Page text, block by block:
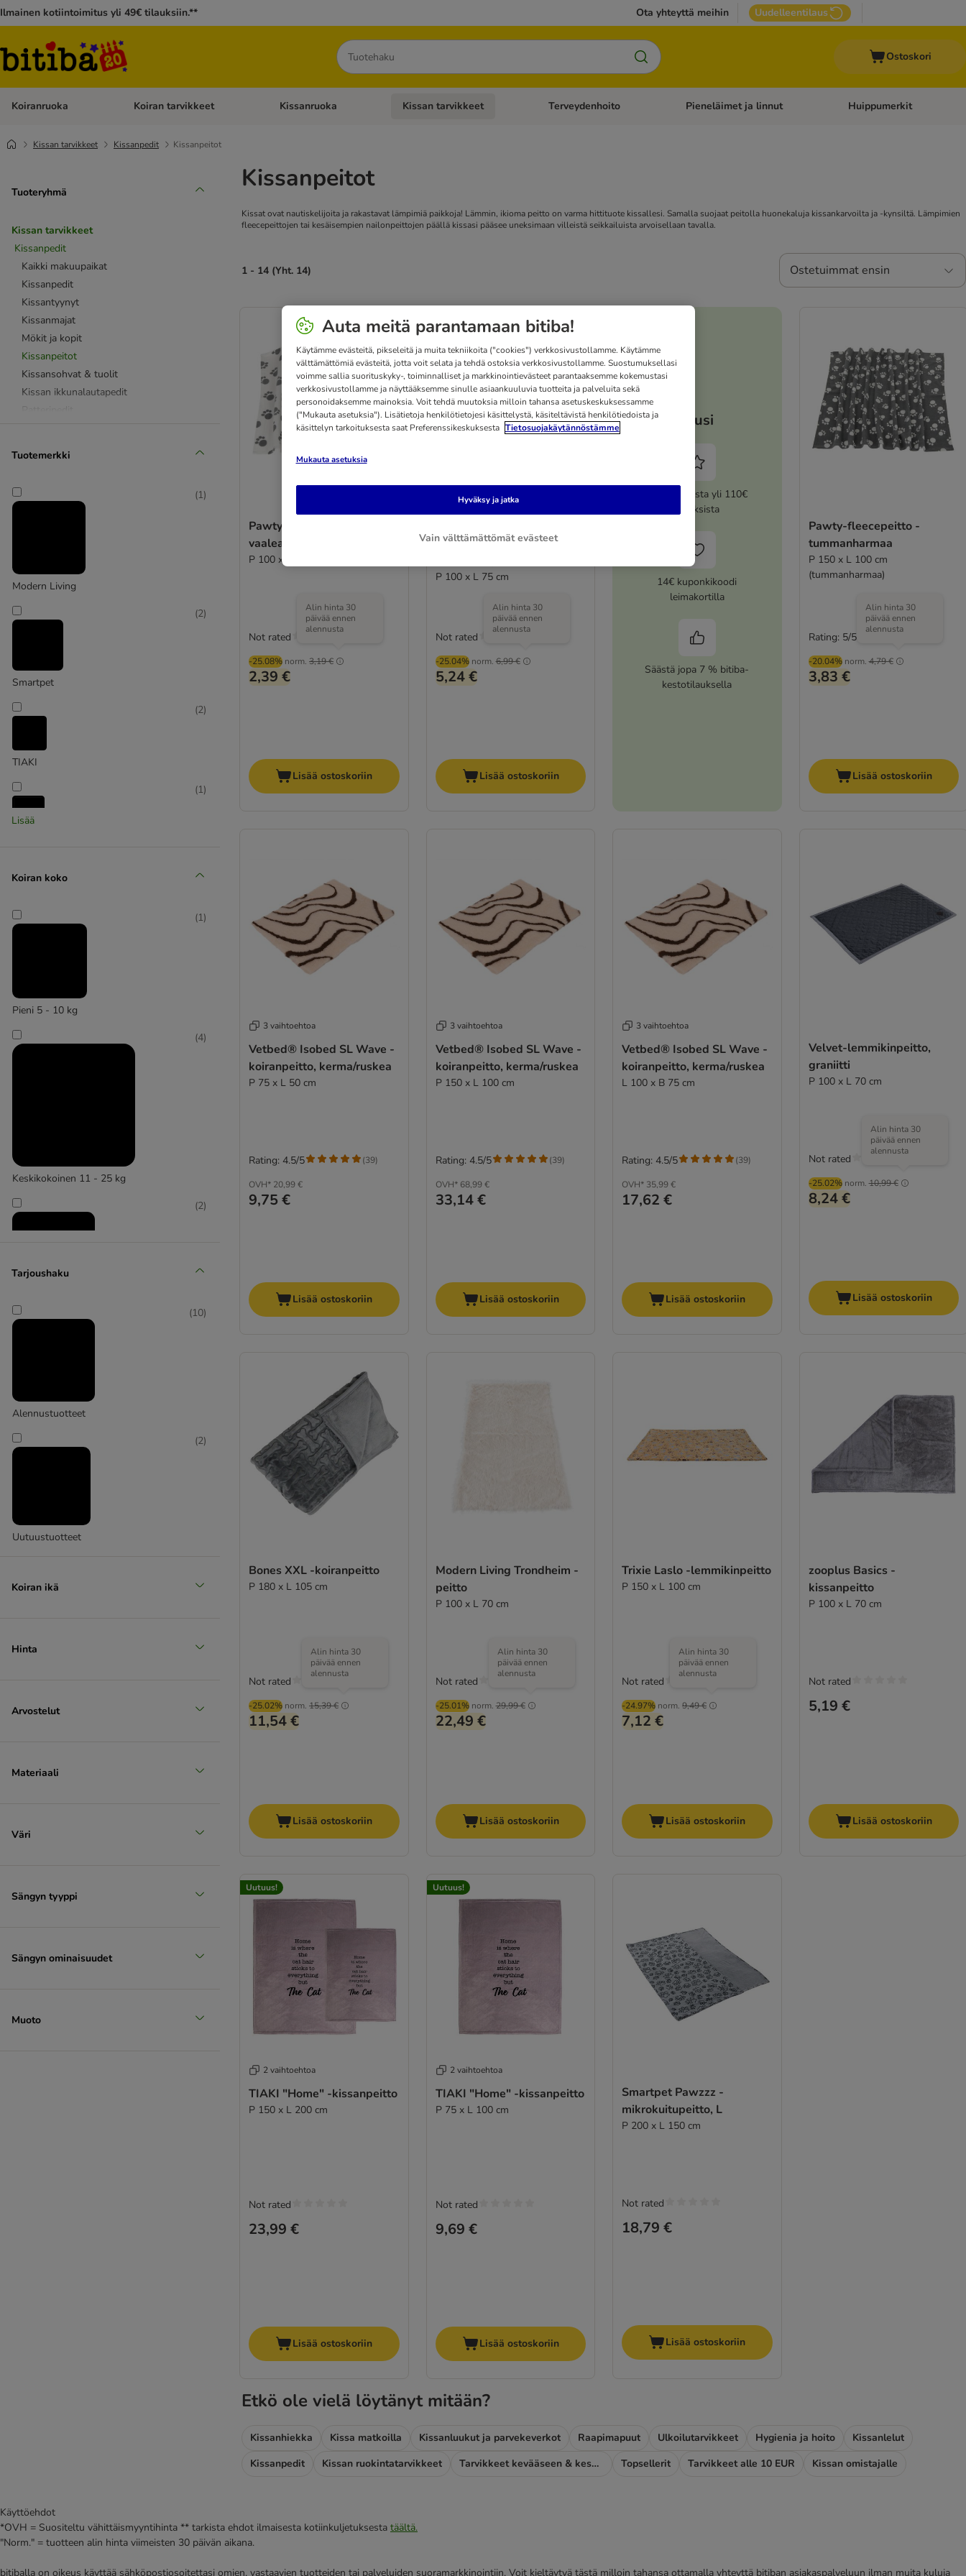
Ilmainen kotiintoimitus yli 49€ tilauksiin.** Ota yhteyttä meihin Uudelleentilaus
Hae
Ostoskori
Koiranruoka Avaa kategoriavalikko: Koiranruoka
Koiran tarvikkeet Avaa kategoriavalikko: Koiran tarvikkeet
Kissanruoka Avaa kategoriavalikko: Kissanruoka
Kissan tarvikkeet Avaa kategoriavalikko: Kissan tarvikkeet
Terveydenhoito Avaa kategoriavalikko: Terveydenhoito
Pieneläimet ja linnut Avaa kategoriavalikko:
Huippumerkit
Kissan tarvikkeet Kissanpedit Kissanpeitot
Tuoteryhmä
Kissan tarvikkeet
Kissanpedit
Kaikki makuupaikat
Kissanpedit
Kissantyynyt
Kissanmajat
Mökit ja kopit
Kissanpeitot
Kissansohvat & tuolit
Kissan ikkunalautapedit
Tuotemerkki
Modern Living
(1)
Smartpet
(2)
TIAKI
(2)
(1)
Vetbed
Zooplus Basics
Lisää
Koiran koko
Pieni 5 - 10 kg
(1)
Keskikokoinen 11 - 25 kg
(4)
Suuri 26 - 44 kg
(2)
Erittäin suuri > 45 kg
Tarjoushaku
Alennustuotteet
(10)
Uutuustuotteet
(2)
Koiran ikä
Hinta
Arvostelut
Materiaali
Väri
Sängyn tyyppi
Sängyn ominaisuudet
Muoto
Kissanpeitot
Kissat ovat nautiskelijoita ja rakastavat lämpimiä paikkoja! Lämmin, ikioma peitto on varma hittituote kissallesi. Samalla suojaat peitolla huonekaluja kissankarvoilta ja -kynsiltä. Lämpimien
fleecepeittojen tai kesäisempien nailonpeittojen päällä kissasi pääsee uneksimaan villeistä seikkailuista arvoisellaan tavalla.
1 - 14 (Yht. 14) Ostetuimmat ensin
Pawty-fleecepeitto -
vaaleanharmaa
P 100 x L 70 cm (vaaleanharmaa)
-25.08% norm. 3,19 €
Alin hinta 30
päivää ennen
alennusta
2,39 €
Not rated
Lisää ostoskoriin
mikrokuitupeitto,
P 100 x L 75 cm
-25.04% norm. 6,99 €
Alin hinta 30
päivää ennen
alennusta
5,24 €
Not rated
Lisää ostoskoriin
Etusi
5% alennusta yli 110€
tilauksista
14€ kuponkikoodi
leimakortilla
Säästä jopa 7 % bitiba-
kestotilauksella
Pawty-fleecepeitto -
tummanharmaa
P 150 x L 100 cm
(tummanharmaa)
-20.04% norm. 4,79 €
Alin hinta 30
päivää ennen
alennusta
3,83 €
Rating: 5/5
Lisää ostoskoriin
3 vaihtoehtoa
Vetbed® Isobed SL Wave -
koiranpeitto, kerma/ruskea
P 75 x L 50 cm
OVH* 20,99 €
9,75 €
Rating: 4.5/5 (39)
Lisää ostoskoriin
3 vaihtoehtoa
Vetbed® Isobed SL Wave -
koiranpeitto, kerma/ruskea
P 150 x L 100 cm
OVH* 68,99 €
33,14 €
Rating: 4.5/5 (39)
Lisää ostoskoriin
3 vaihtoehtoa
Vetbed® Isobed SL Wave -
koiranpeitto, kerma/ruskea
L 100 x B 75 cm
OVH* 35,99 €
17,62 €
Rating: 4.5/5 (39)
Lisää ostoskoriin
Velvet-lemmikinpeitto,
graniitti
P 100 x L 70 cm
-25.02% norm. 10,99 €
Alin hinta 30
päivää ennen
alennusta
8,24 €
Not rated
Lisää ostoskoriin
Bones XXL -koiranpeitto
P 180 x L 105 cm
-25.02% norm. 15,39 €
Alin hinta 30
päivää ennen
alennusta
11,54 €
Not rated
Lisää ostoskoriin
Modern Living Trondheim -
peitto
P 100 x L 70 cm
-25.01% norm. 29,99 €
Alin hinta 30
päivää ennen
alennusta
22,49 €
Not rated
Lisää ostoskoriin
Trixie Laslo -lemmikinpeitto
P 150 x L 100 cm
-24.97% norm. 9,49 €
Alin hinta 30
päivää ennen
alennusta
7,12 €
Not rated
Lisää ostoskoriin
zooplus Basics -
kissanpeitto
P 100 x L 70 cm
5,19 €
Not rated
Lisää ostoskoriin
Uutuus!
2 vaihtoehtoa
TIAKI "Home" -kissanpeitto
P 150 x L 200 cm
23,99 €
Not rated
Lisää ostoskoriin
Uutuus!
2 vaihtoehtoa
TIAKI "Home" -kissanpeitto
P 75 x L 100 cm
9,69 €
Not rated
Lisää ostoskoriin
Smartpet Pawzzz -
mikrokuitupeitto, L
P 200 x L 150 cm
18,79 €
Not rated
Lisää ostoskoriin
Etkö ole vielä löytänyt mitään?
Kissanhiekka Kissa matkoilla Kissanluukut ja parvekeverkot Raapimapuut Ulkoilutarvikkeet Hygienia ja hoito
Kissanlelut
Kissanpedit
Kissan ruokintatarvikkeet Tarvikkeet kevääseen & kesään Topsellerit Tarvikkeet alle 10 EUR Kissan omistajalle
Käyttöehdot
*OVH = Suositeltu vähittäismyyntihinta ** tarkista ehdot ilmaisesta kotiinkuljetuksesta täältä.
"Norm." = tuotteen alin hinta viimeisten 30 päivän aikana.
bitiballa on oikeus käyttää sähköpostiosoitettasi omien, vastaavien tuotteiden tai palveluiden suoramarkkinointiin. Voit kieltäytyä tästä milloin tahansa ottamalla yhteyttä bitiban asiakaspalveluun ilman muita kuluja
Auta meitä parantamaan bitiba!
Käytämme evästeitä, pikseleitä ja muita tekniikoita ("cookies") verkkosivustollamme. Käytämme
välttämättömiä evästeitä, jotta voit selata ja tehdä ostoksia verkkosivustollamme. Suostumuksellasi
voimme sallia suorituskyky-, toiminnalliset ja markkinointievästeet parantaaksemme kokemustasi
verkkosivustollamme ja näyttääksemme sinulle asiaankuuluvia tuotteita ja palveluita sekä
personoidaksemme mainoksia. Voit tehdä muutoksia milloin tahansa asetuskeskuksessamme
("Mukauta asetuksia"). Lisätietoja henkilötietojesi käsittelystä, käsiteltävistä henkilötiedoista ja
käsittelyn tarkoituksesta saat Preferenssikeskuksesta Tietosuojakäytännöstämme
Mukauta asetuksia
Vain välttämättömät evästeet
Hyväksy ja jatka